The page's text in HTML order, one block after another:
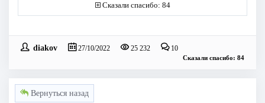
Сказали спасибо: 84
diakov 27/10/2022 25 232 10
Сказали спасибо: 84
Вернуться назад